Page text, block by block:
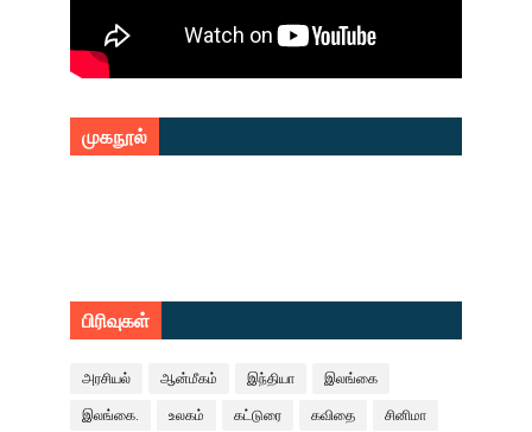
முகநூல்
பிரிவுகள்
அரசியல் ஆன்மீகம் இந்தியா இலங்கை
இலங்கை. உலகம் கட்டுரை கவிதை சினிமா